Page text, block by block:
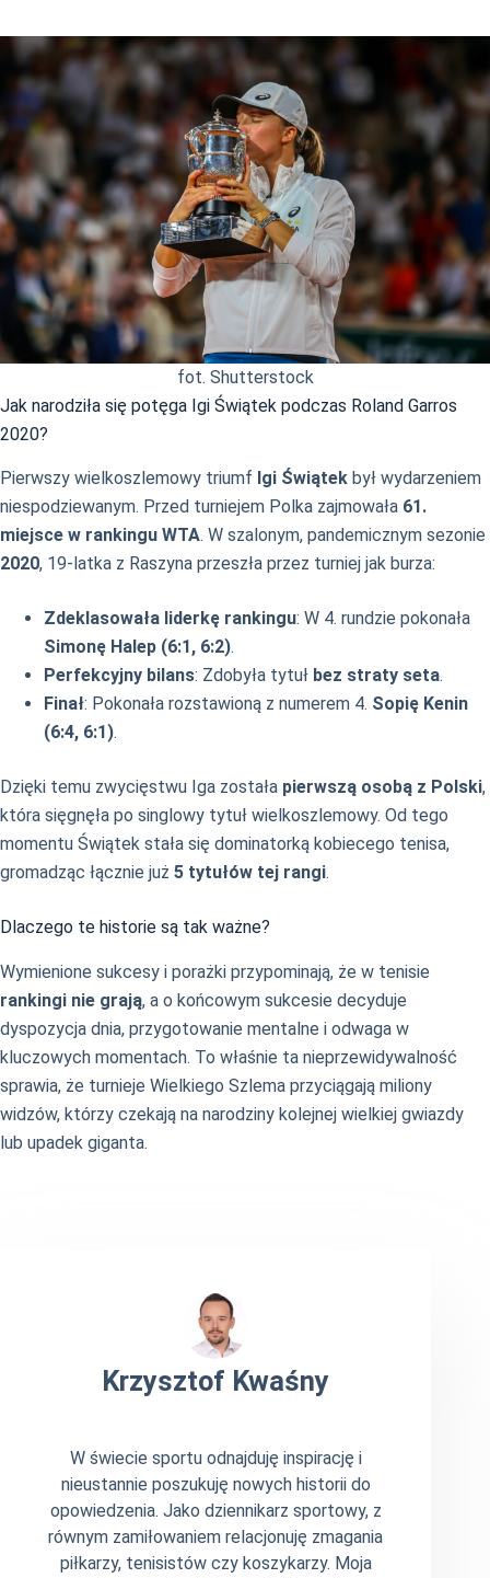
fot. Shutterstock
Jak narodziła się potęga Igi Świątek podczas Roland Garros
2020?
Pierwszy wielkoszlemowy triumf Igi Świątek był wydarzeniem
niespodziewanym. Przed turniejem Polka zajmowała 61.
miejsce w rankingu WTA. W szalonym, pandemicznym sezonie
2020, 19-latka z Raszyna przeszła przez turniej jak burza:
Zdeklasowała liderkę rankingu: W 4. rundzie pokonała
Simonę Halep (6:1, 6:2).
Perfekcyjny bilans: Zdobyła tytuł bez straty seta.
Finał: Pokonała rozstawioną z numerem 4. Sopię Kenin
(6:4, 6:1).
Dzięki temu zwycięstwu Iga została pierwszą osobą z Polski,
która sięgnęła po singlowy tytuł wielkoszlemowy. Od tego
momentu Świątek stała się dominatorką kobiecego tenisa,
gromadząc łącznie już 5 tytułów tej rangi.
Dlaczego te historie są tak ważne?
Wymienione sukcesy i porażki przypominają, że w tenisie
rankingi nie grają, a o końcowym sukcesie decyduje
dyspozycja dnia, przygotowanie mentalne i odwaga w
kluczowych momentach. To właśnie ta nieprzewidywalność
sprawia, że turnieje Wielkiego Szlema przyciągają miliony
widzów, którzy czekają na narodziny kolejnej wielkiej gwiazdy
lub upadek giganta.
Krzysztof Kwaśny
W świecie sportu odnajduję inspirację i
nieustannie poszukuję nowych historii do
opowiedzenia. Jako dziennikarz sportowy, z
równym zamiłowaniem relacjonuję zmagania
piłkarzy, tenisistów czy koszykarzy. Moja